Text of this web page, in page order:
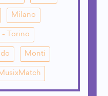
Milano
- Torino
Monti